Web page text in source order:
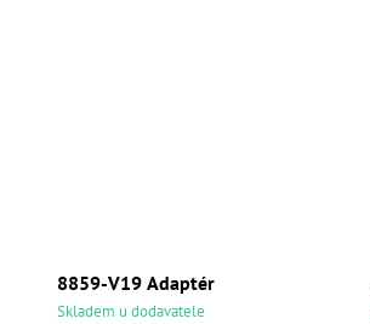
8859-V19 Adaptér
Skladem u dodavatele